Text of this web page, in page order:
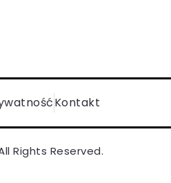
Kontakt
Rights Reserved.